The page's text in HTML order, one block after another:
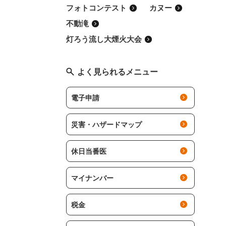
フォトコンテスト
カヌー
不動滝
灯ろう流し大煙火大会
よく見られるメニュー
電子申請
災害・ハザードマップ
休日当番医
マイナンバー
税金